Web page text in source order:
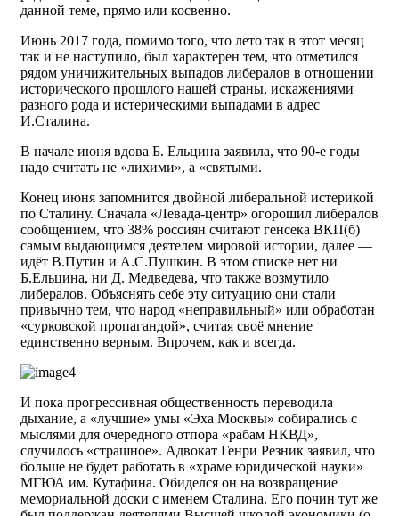
данной теме, прямо или косвенно.
Июнь 2017 года, помимо того, что лето так в этот месяц
так и не наступило, был характерен тем, что отметился
рядом уничижительных выпадов либералов в отношении
исторического прошлого нашей страны, искажениями
разного рода и истерическими выпадами в адрес
И.Сталина.
В начале июня вдова Б. Ельцина заявила, что 90-е годы
надо считать не «лихими», а «святыми.
Конец июня запомнится двойной либеральной истерикой
по Сталину. Сначала «Левада-центр» огорошил либералов
сообщением, что 38% россиян считают генсека ВКП(б)
самым выдающимся деятелем мировой истории, далее —
идёт В.Путин и А.С.Пушкин. В этом списке нет ни
Б.Ельцина, ни Д. Медведева, что также возмутило
либералов. Объяснять себе эту ситуацию они стали
привычно тем, что народ «неправильный» или обработан
«сурковской пропагандой», считая своё мнение
единственно верным. Впрочем, как и всегда.
И пока прогрессивная общественность переводила
дыхание, а «лучшие» умы «Эха Москвы» собирались с
мыслями для очередного отпора «рабам НКВД»,
случилось «страшное». Адвокат Генри Резник заявил, что
больше не будет работать в «храме юридической науки»
МГЮА им. Кутафина. Обиделся он на возвращение
мемориальной доски с именем Сталина. Его почин тут же